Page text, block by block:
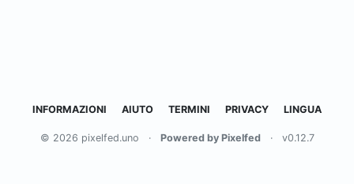
INFORMAZIONI AIUTO TERMINI PRIVACY LINGUA
© 2026 pixelfed.uno · Powered by Pixelfed · v0.12.7